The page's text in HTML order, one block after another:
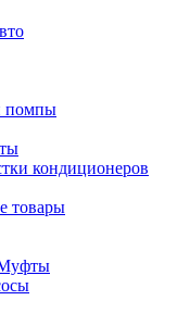
помпы
кондиционеров
товары